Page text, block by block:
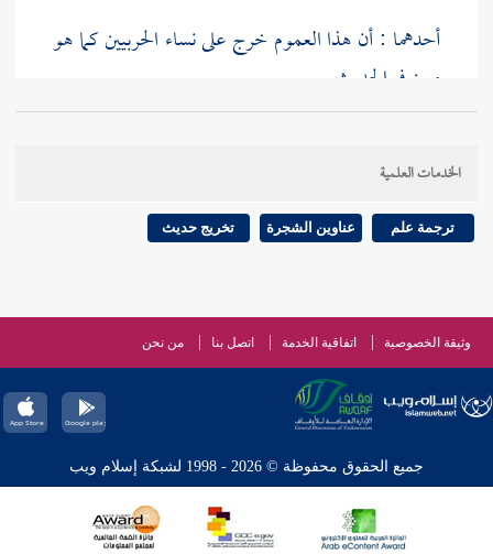
أحدهما : أن هذا العموم خرج على نساء الحربيين كما هو
مبين في الحديث .
والثاني : قوله - صلى الله عليه وسلم - : (من بدل دينه
فاقتلوه) . وفي المسألة أبحاث تعلم في علم الخلاف .
بهذا الحديث في ترك قتل النساء ، والصبيان ، إذا لم يقاتلوا
.
واختلفوا إذا قاتلوا .
فجمهور العلماء وكافة من يحفظ عنه : على
أنهم إذا قاتلوا قتلوا . قالالحسن : وكذلك : لو خرج
الخدمات العلمية
ترجمة علم عناوين الشجرة تخريج حديث
وثيقة الخصوصية اتفاقية الخدمة اتصل بنا من نحن
جميع الحقوق محفوظة © 2026 - 1998 لشبكة إسلام ويب